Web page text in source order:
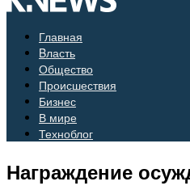
Главная
Bласть
Общество
Происшествия
Бизнес
В мире
Техноблог
Награждение